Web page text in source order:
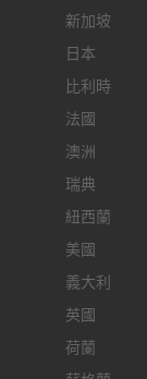
新加坡
日本
比利時
法國
澳洲
瑞典
紐西蘭
美國
義大利
英國
荷蘭